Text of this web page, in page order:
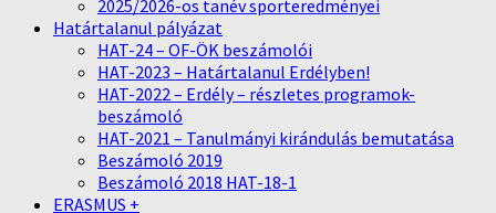
2025/2026-os tanév sporteredményei
Határtalanul pályázat
HAT-24 – OF-ÖK beszámolói
HAT-2023 – Határtalanul Erdélyben!
HAT-2022 – Erdély – részletes programok-
beszámoló
HAT-2021 – Tanulmányi kirándulás bemutatása
Beszámoló 2019
Beszámoló 2018 HAT-18-1
ERASMUS +